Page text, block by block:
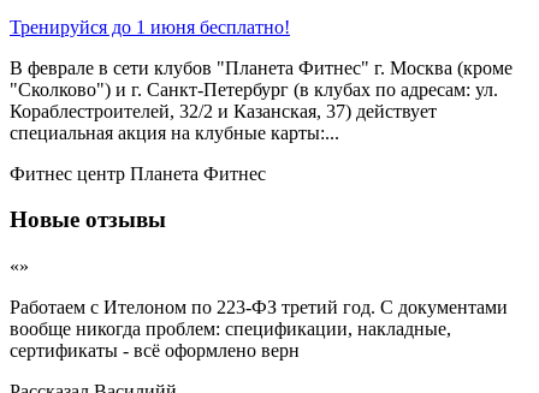
Тренируйся до 1 июня бесплатно!
В феврале в сети клубов "Планета Фитнес" г. Москва (кроме
"Сколково") и г. Санкт-Петербург (в клубах по адресам: ул.
Кораблестроителей, 32/2 и Казанская, 37) действует
специальная акция на клубные карты:...
Фитнес центр Планета Фитнес
Новые отзывы
«»
Работаем с Ителоном по 223-ФЗ третий год. С документами
вообще никогда проблем: спецификации, накладные,
сертификаты - всё оформлено верн